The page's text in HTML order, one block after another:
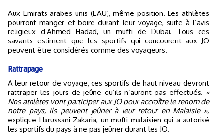
Aux Emirats arabes unis (EAU), même position. Les athlètes
pourront manger et boire durant leur voyage, suite à l’avis
religieux d’Ahmed Hadad, un mufti de Dubaï. Tous ces
savants estiment que les sportifs qui concourent aux JO
peuvent être considérés comme des voyageurs.
Rattrapage
A leur retour de voyage, ces sportifs de haut niveau devront
rattraper les jours de jeûne qu’ils n’auront pas effectués. «
Nos athlètes vont participer aux JO pour accroître le renom de
notre pays, ils peuvent jeûner à leur retour en Malaisie »,
explique Harussani Zakaria, un mufti malaisien qui a autorisé
les sportifs du pays à ne pas jeûner durant les JO.